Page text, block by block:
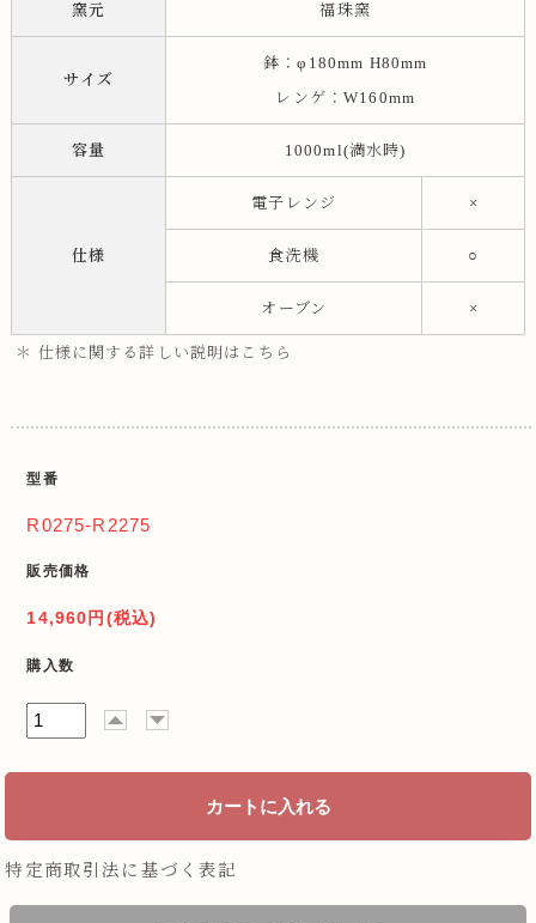
窯元 福珠窯
サイズ
鉢：φ180mm H80mm
レンゲ：W160mm
容量 1000ml(満水時)
仕様
電子レンジ ×
食洗機 ○
オーブン ×
＊ 仕様に関する詳しい説明はこちら
型番
R0275-R2275
販売価格
14,960円(税込)
購入数
特定商取引法に基づく表記